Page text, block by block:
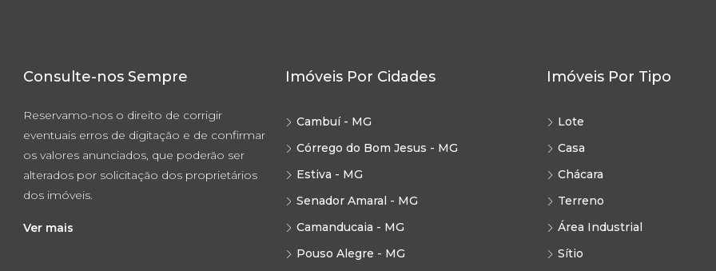
Consulte-nos Sempre
Reservamo-nos o direito de corrigir
eventuais erros de digitação e de confirmar
os valores anunciados, que poderão ser
alterados por solicitação dos proprietários
dos imóveis.
Ver mais
Imóveis Por Cidades
Cambuí - MG
Córrego do Bom Jesus - MG
Estiva - MG
Senador Amaral - MG
Camanducaia - MG
Pouso Alegre - MG
Imóveis Por Tipo
Lote
Casa
Chácara
Terreno
Área Industrial
Sítio